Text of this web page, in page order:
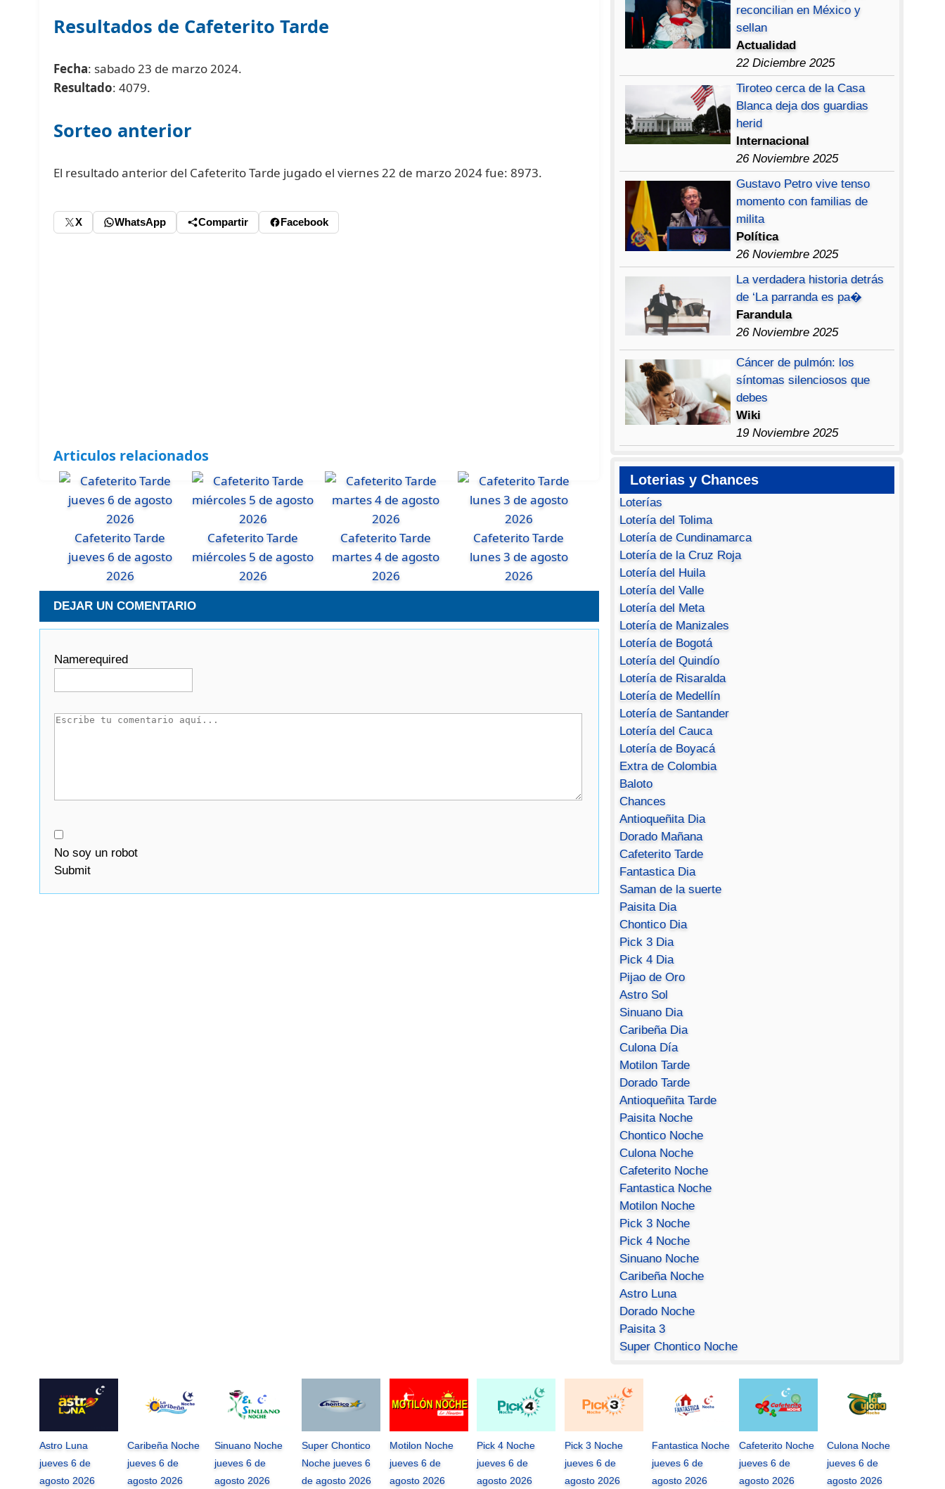
Resultados de Cafeterito Tarde
Fecha: sabado 23 de marzo 2024.
Resultado: 4079.
Sorteo anterior
El resultado anterior del Cafeterito Tarde jugado el viernes 22 de marzo 2024 fue: 8973.
X WhatsApp Compartir Facebook
Articulos relacionados
Cafeterito Tarde
jueves 6 de agosto
2026
Cafeterito Tarde
miércoles 5 de agosto
2026
Cafeterito Tarde
martes 4 de agosto
2026
Cafeterito Tarde
lunes 3 de agosto
2026
DEJAR UN COMENTARIO
Namerequired
No soy un robot
Submit
reconcilian en México y
sellan
Actualidad
22 Diciembre 2025
Tiroteo cerca de la Casa
Blanca deja dos guardias
herid
Internacional
26 Noviembre 2025
Gustavo Petro vive tenso
momento con familias de
milita
Política
26 Noviembre 2025
La verdadera historia detrás
de ‘La parranda es pa�
Farandula
26 Noviembre 2025
Cáncer de pulmón: los
síntomas silenciosos que
debes
Wiki
19 Noviembre 2025
Loterias y Chances
Loterías
Lotería del Tolima
Lotería de Cundinamarca
Lotería de la Cruz Roja
Lotería del Huila
Lotería del Valle
Lotería del Meta
Lotería de Manizales
Lotería de Bogotá
Lotería del Quindío
Lotería de Risaralda
Lotería de Medellín
Lotería de Santander
Lotería del Cauca
Lotería de Boyacá
Extra de Colombia
Baloto
Chances
Antioqueñita Dia
Dorado Mañana
Cafeterito Tarde
Fantastica Dia
Saman de la suerte
Paisita Dia
Chontico Dia
Pick 3 Dia
Pick 4 Dia
Pijao de Oro
Astro Sol
Sinuano Dia
Caribeña Dia
Culona Día
Motilon Tarde
Dorado Tarde
Antioqueñita Tarde
Paisita Noche
Chontico Noche
Culona Noche
Cafeterito Noche
Fantastica Noche
Motilon Noche
Pick 3 Noche
Pick 4 Noche
Sinuano Noche
Caribeña Noche
Astro Luna
Dorado Noche
Paisita 3
Super Chontico Noche
Astro Luna
jueves 6 de
agosto 2026
Caribeña Noche
jueves 6 de
agosto 2026
Sinuano Noche
jueves 6 de
agosto 2026
Super Chontico
Noche jueves 6
de agosto 2026
Motilon Noche
jueves 6 de
agosto 2026
Pick 4 Noche
jueves 6 de
agosto 2026
Pick 3 Noche
jueves 6 de
agosto 2026
Fantastica Noche
jueves 6 de
agosto 2026
Cafeterito Noche
jueves 6 de
agosto 2026
Culona Noche
jueves 6 de
agosto 2026